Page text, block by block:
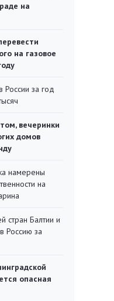
на
на газовое
России за год
вечеринки
домов
намерены
на
стран Балтии и
Россию за
опасная